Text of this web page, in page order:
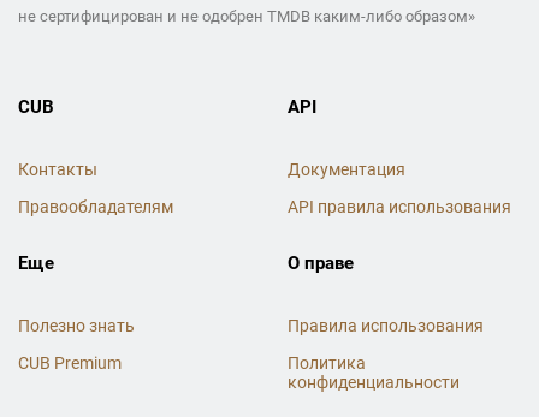
не сертифицирован и не одобрен TMDB каким-либо образом»
CUB
Контакты
Правообладателям
API
Документация
API правила использования
Еще
Полезно знать
CUB Premium
О праве
Правила использования
Политика
конфиденциальности